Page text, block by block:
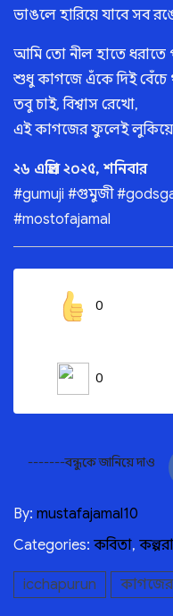
ভাঙলে হারিয়ে যাবে সব
আমি তো নীল হাতে ধরাতে
শুধু কাগজে এঁকে দিই বেঁচে
তবু চাই, বিশ্বাস রেখো,
এই কাগজের ফুলেই লুকিয়ে
২৬ এপ্রিল ২০২৫, শনিবার
#gumuji #গুমুজী
#mostofajamal
0
0
-------বন্ধুকে জানিয়ে দাও
By: mustafajamal10
Categories: কবিতা,
icchapurun